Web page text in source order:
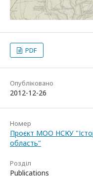
PDF
Опубліковано
2012-12-26
Номер
Проєкт МОО НСКУ
область"
Розділ
Publications